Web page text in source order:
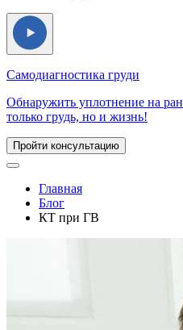
Самодиагностика груди
Обнаружить уплотнение на
только грудь, но и жизнь!
Пройти консультацию
Главная
Блог
КТ при ГВ